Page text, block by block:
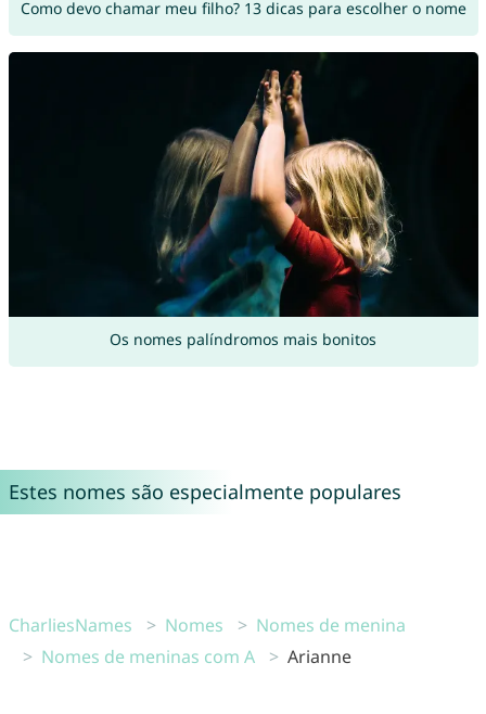
Como devo chamar meu filho? 13 dicas para escolher o nome
Os nomes palíndromos mais bonitos
Estes nomes são especialmente populares
CharliesNames Nomes
Nomes de menina
Nomes de meninas com A
Arianne